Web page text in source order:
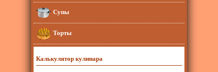
Супы
Торты
Калькулятор кулинара